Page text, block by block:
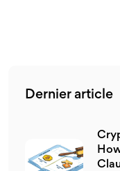
Dernier article